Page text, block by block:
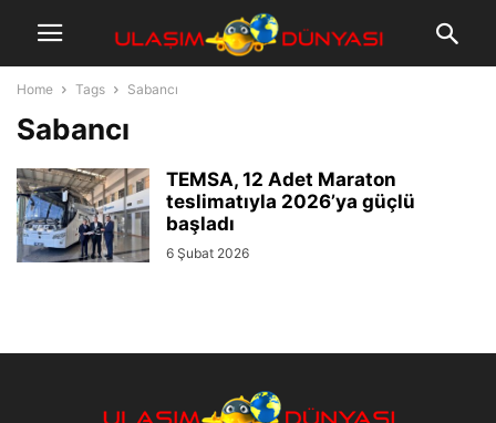
Home Tags Sabancı
Sabancı
TEMSA, 12 Adet Maraton
teslimatıyla 2026’ya güçlü
başladı
6 Şubat 2026